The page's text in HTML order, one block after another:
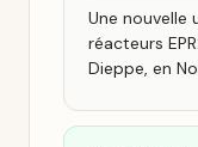
Une nouvelle
réacteurs
Dieppe, en